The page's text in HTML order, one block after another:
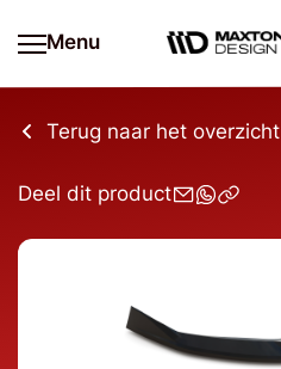
Menu
Terug naar het overzicht
Deel dit product